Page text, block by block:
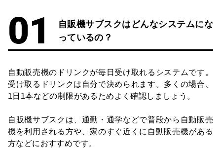
自販機サブスクはどんなシステムにな
っているの？
自動販売機のドリンクが毎日受け取れるシステムです。
受け取るドリンクは自分で決められます。多くの場合、
1日1本などの制限があるためよく確認しましょう。
自販機サブスクは、通勤・通学などで普段から自動販売
機を利用される方や、家のすぐ近くに自動販売機がある
方などにおすすめです。